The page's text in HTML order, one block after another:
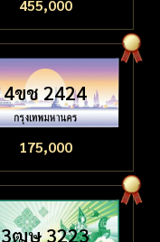
455,000
4ขช 2424
175,000
3ฒษ 3223